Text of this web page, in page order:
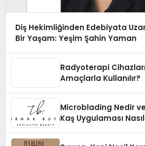
Diş Hekimliğinden Edebiyata
Bir Yaşam: Yeşim Şahin Yaman
Radyoterapi
Amaçlarla Kullanılır?
Microblading Nedir
Kaş Uygulaması Nasıl